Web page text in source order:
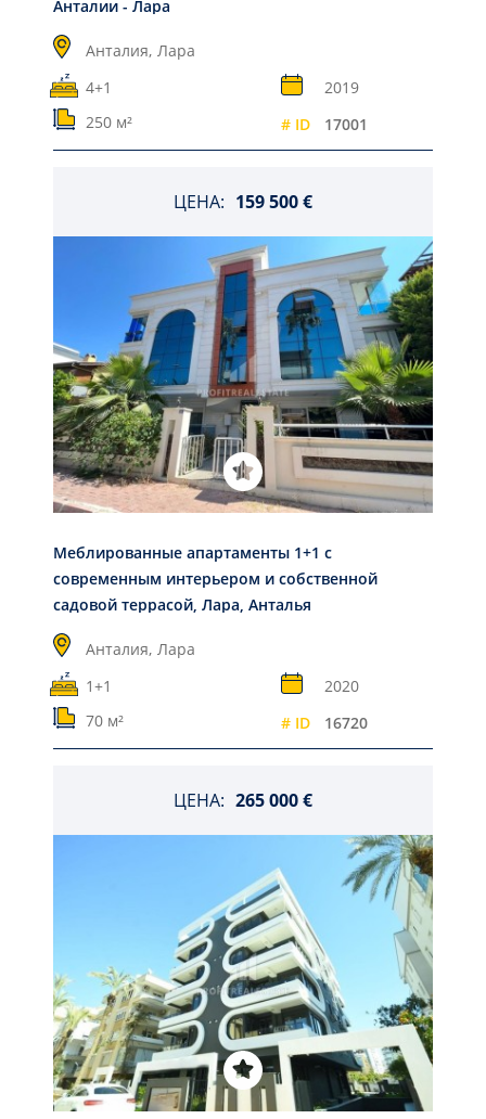
Анталии - Лара
Анталия, Лара
4+1
2019
250 м²
# ID 17001
ЦЕНА: 159 500 €
Меблированные апартаменты 1+1 с
современным интерьером и собственной
садовой террасой, Лара, Анталья
Анталия, Лара
1+1
2020
70 м²
# ID 16720
ЦЕНА: 265 000 €